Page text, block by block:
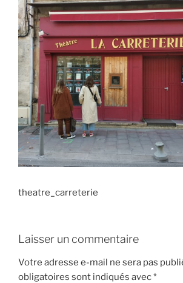
theatre_carreterie
Laisser un commentaire
Votre adresse e-mail ne sera pas
obligatoires sont indiqués avec*